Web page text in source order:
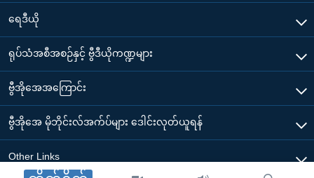
ရေဒီယို
ရုပ်သံအစီအစဉ်နှင့် ဗွီဒီယိုကဏ္ဍများ
ဗွီအိုအေအကြောင်း
ဗွီအိုအေ မိုဘိုင်းလ်အက်ပ်များ ဒေါင်းလုတ်ယူရန်
Other Links